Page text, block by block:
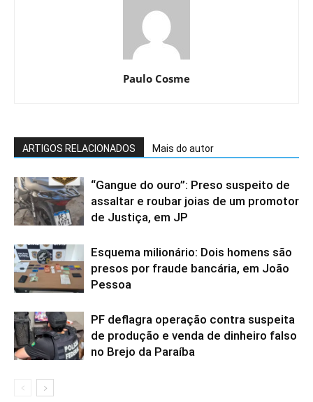
Paulo Cosme
ARTIGOS RELACIONADOS Mais do autor
“Gangue do ouro”: Preso suspeito de
assaltar e roubar joias de um promotor
de Justiça, em JP
Esquema milionário: Dois homens são
presos por fraude bancária, em João
Pessoa
PF deflagra operação contra suspeita
de produção e venda de dinheiro falso
no Brejo da Paraíba